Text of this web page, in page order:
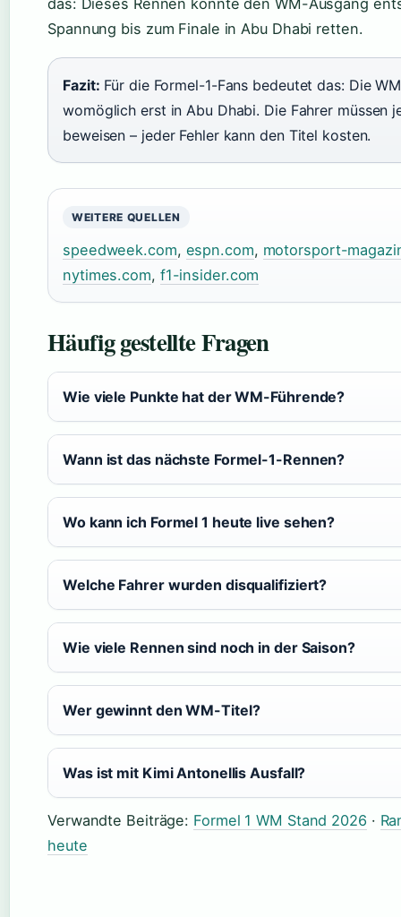
das: Dieses Rennen könnte den WM-Ausgang
Spannung bis zum Finale in Abu Dhabi retten.
Fazit: Für die Formel-1-Fans bedeutet das: Die
womöglich erst in Abu Dhabi. Die Fahrer müssen
beweisen – jeder Fehler kann den Titel kosten.
WEITERE QUELLEN
speedweek.com, espn.com, motorsport-
nytimes.com, f1-insider.com
Häufig gestellte Fragen
Wie viele Punkte hat der WM-Führende?
Wann ist das nächste Formel-1-Rennen?
Wo kann ich Formel 1 heute live sehen?
Welche Fahrer wurden disqualifiziert?
Wie viele Rennen sind noch in der Saison?
Wer gewinnt den WM-Titel?
Was ist mit Kimi Antonellis Ausfall?
Verwandte Beiträge: Formel 1 WM Stand 2026 ·
heute